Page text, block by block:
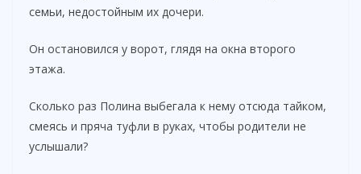
семьи, недостойным их дочери.
Он остановился у ворот, глядя на окна второго
этажа.
Сколько раз Полина выбегала к нему отсюда тайком,
смеясь и пряча туфли в руках, чтобы родители не
услышали?